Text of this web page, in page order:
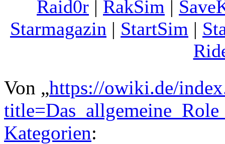
Raid0r | RakSim |
Starmagazin | StartSim |
Von „https://owiki.de/
Kategorien: